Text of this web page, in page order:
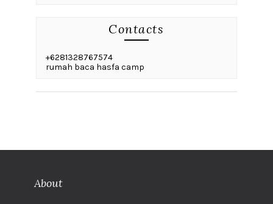
Contacts
+6281328767574
rumah baca hasfa camp
About